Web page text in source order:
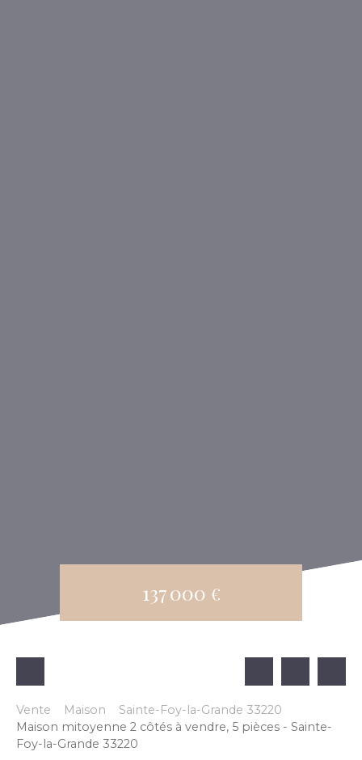
137 000 €
Vente Maison
Sainte-Foy-la-Grande 33220
Maison mitoyenne 2 côtés à vendre, 5 pièces - Sainte-
Foy-la-Grande 33220